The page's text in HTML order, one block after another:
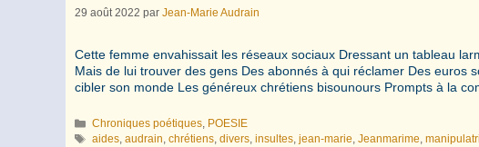
29 août 2022 par Jean-Marie Audrain
Cette femme envahissait les réseaux sociaux Dressant un tableau
Mais de lui trouver des gens Des abonnés à qui réclamer Des
cibler son monde Les généreux chrétiens bisounours Prompts à la
Catégories
Chroniques poétiques, POESIE
Étiquettes
aides,audrain,chrétiens,divers,insultes,jean-marie,Jeanmarime,